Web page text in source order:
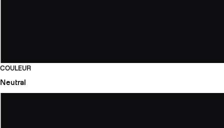
COULEUR
Neutral